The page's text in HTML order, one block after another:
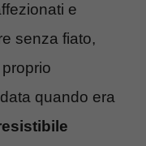
e
senza fiato,
quando era